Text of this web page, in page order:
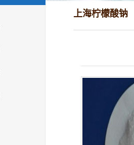
上海柠檬酸钠